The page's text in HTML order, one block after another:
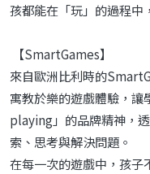
孩都能在「玩」的過程中
【SmartGames】
來自歐洲比利時的
寓教於樂的遊戲體驗，
playing」的品牌精神，
索、思考與解決問題。
在每一次的遊戲中，孩子